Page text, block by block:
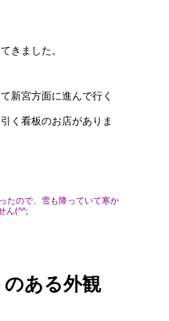
きました。
新宮方面に進んで行く
く看板のお店がありま
たので、 雪も降っていて寒か
ん(^^;
ある外観